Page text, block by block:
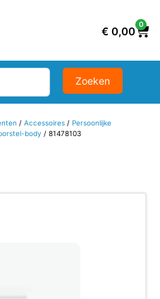
€ 0,00
0
/ Accessoires/ Persoonlijke
body / 81478103